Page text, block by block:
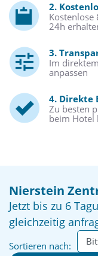
2.
Kostenlose
24h
3.
Im
anpassen
4. Direkte
Zu besten
beim Hotel
Nierstein
Jetzt bis zu 6
gleichzeitig
Sortieren nach: